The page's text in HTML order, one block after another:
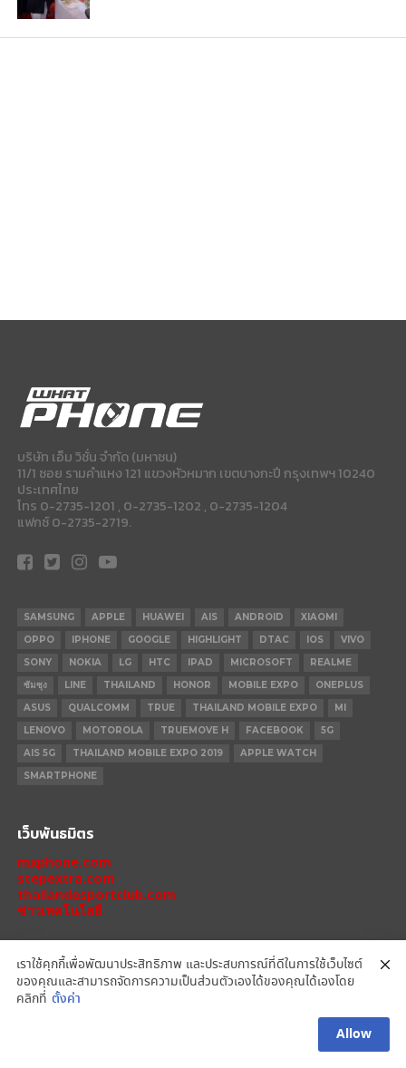
บริษัท เอ็ม วิชั่น จำกัด (มหาชน)
11/1 ซอย รามคำแหง 121 แขวงหัวหมาก เขตบางกะปี กรุงเทพฯ 10240
ประเทศไทย
โทร 0-2735-1201 , 0-2735-1202 , 0-2735-1204
แฟกซ์ 0-2735-2719.
SAMSUNG APPLE HUAWEI AIS ANDROID
XIAOMI
OPPO
IPHONE GOOGLE HIGHLIGHT DTAC IOS
VIVO
SONY
NOKIA LG HTC IPAD MICROSOFT
REALME
ซัมซุง
LINE THAILAND HONOR MOBILE EXPO
ONEPLUS
ASUS
QUALCOMM TRUE THAILAND MOBILE EXPO
MI
LENOVO
MOTOROLA TRUEMOVE H FACEBOOK
5G
AIS 5G
THAILAND MOBILE EXPO 2019
APPLE WATCH
SMARTPHONE
เว็บพันธมิตร
mxphone.com
stepextra.com
thailandesportclub.com
ข่าวเทคโนโลยี
IPHONE 14 PRO
REDMI
เราใช้คุกกี้เพื่อพัฒนาประสิทธิภาพ และประสบการณ์ที่ดีในการใช้เว็บไซต์
ของคุณและสามารถจัดการความเป็นส่วนตัวเองได้ของคุณได้เองโดย
คลิกที่ ตั้งค่า
Allow